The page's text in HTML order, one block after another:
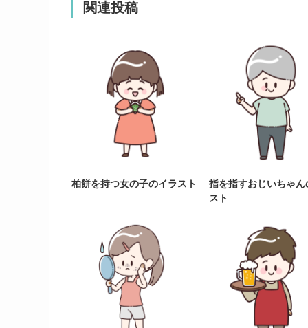
関連投稿
柏餅を持つ女の子のイラスト
指を指すおじいちゃ
スト